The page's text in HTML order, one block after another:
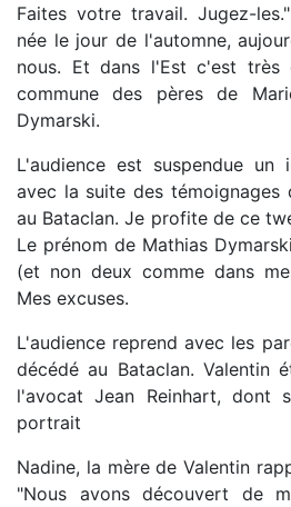
Faites votre travail. Jugez-
née le jour de l'automne,
nous. Et dans l'Est c'est très
commune des pères de
Dymarski.
L'audience est suspendue un
avec la suite des témoignages
au Bataclan. Je profite de ce
Le prénom de Mathias
(et non deux comme dans
Mes excuses.
L'audience reprend avec les
décédé au Bataclan. Valentin
l'avocat Jean Reinhart, dont
portrait
Nadine, la mère de Valentin
"Nous avons découvert de